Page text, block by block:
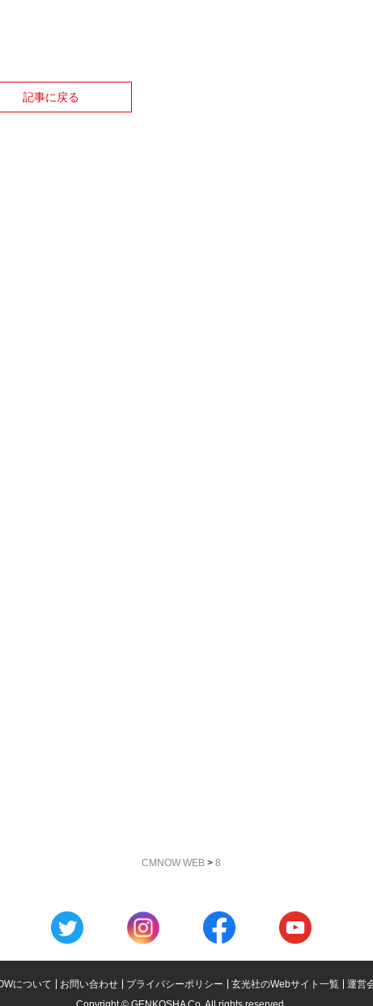
記事に戻る
CMNOW WEB > 8
について お問い合わせ プライバシーポリシー 玄光社のWebサイト一覧
運営